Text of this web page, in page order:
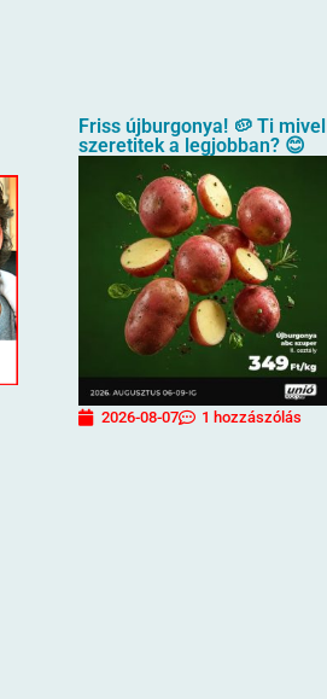
Friss újburgonya! 🥔 Ti mivel
szeretitek a legjobban? 😊
2026-08-07 1 hozzászólás